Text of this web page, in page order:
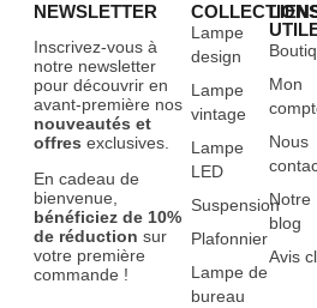
NEWSLETTER
Inscrivez-vous à
notre newsletter
pour découvrir en
avant-première nos
nouveautés et
offres exclusives.
En cadeau de
bienvenue,
bénéficiez de 10%
de réduction sur
votre première
commande !
Lampe
design
Lampe
vintage
Lampe
LED
Suspension
Plafonnier
Lampe de
bureau
Mon
Nous
Notre
blog
Avis